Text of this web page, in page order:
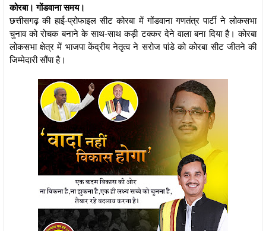
कोरबा। गोंडवाना समय।
छत्तीसगढ़ की हाई-प्रोफाइल सीट कोरबा में गोंडवाना गणतंत्र पार्टी ने लोकसभा
चुनाव को रोचक बनाने के साथ-साथ कड़ी टक्कर देने वाला बना दिया है। कोरबा
लोकसभा क्षेत्र में भाजपा केंद्रीय नेतृत्व ने सरोज पांडे को कोरबा सीट जीतने की
जिम्मेदारी सौंपा है।